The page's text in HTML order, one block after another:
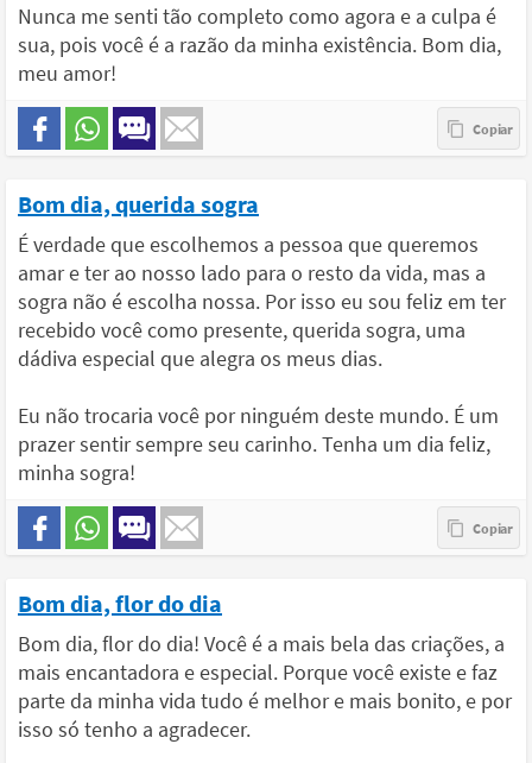
Nunca me senti tão completo como agora e a culpa é
sua, pois você é a razão da minha existência. Bom dia,
meu amor!
Bom dia, querida sogra
É verdade que escolhemos a pessoa que queremos
amar e ter ao nosso lado para o resto da vida, mas a
sogra não é escolha nossa. Por isso eu sou feliz em ter
recebido você como presente, querida sogra, uma
dádiva especial que alegra os meus dias.
Eu não trocaria você por ninguém deste mundo. É um
prazer sentir sempre seu carinho. Tenha um dia feliz,
minha sogra!
Bom dia, flor do dia
Bom dia, flor do dia! Você é a mais bela das criações, a
mais encantadora e especial. Porque você existe e faz
parte da minha vida tudo é melhor e mais bonito, e por
isso só tenho a agradecer.